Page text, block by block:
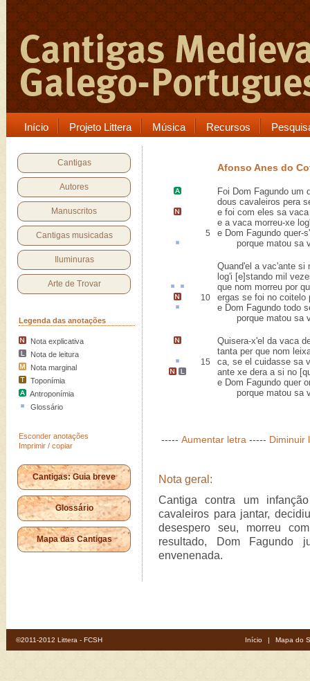
Início Projeto Littera Música Recursos
Cantigas
Autores
Manuscritos
Cantigas musicadas
Iluminuras
Arte de Trovar
Legenda das anotações
Nota explicativa
Nota de leitura
Nota marginal
Toponímia
Antroponímia
Glossário
Esconder anotações
Imprimir / copiar
Cantigas: Guia breve
Glossário
Mapa das Cantigas
Afonso Anes do
Foi Dom Fagundo um
dous cavaleiros pera
e foi com eles sa
e a vaca morreu-xe
5
e Dom Fagundo quer-
porque matou sa
Quand'el a vac'ante si
log'i [e]stando mil
que nom morreu por
10
ergas se foi no coitelo
e Dom Fagundo todo
porque matou sa
Quisera-x'el da vaca
tanta per que nom
15 ca, se el cuidasse sa
ante xe dera a si no
e Dom Fagundo quer
porque matou sa
----- Aumentar letra ----- Diminuir
Nota geral:
Cantiga contra um
cavaleiros para jantar,
desespero seu, morreu
resultado, Dom Fagundo
envenenada.
©2011-2012 Littera - FCSH Início | Mapa do